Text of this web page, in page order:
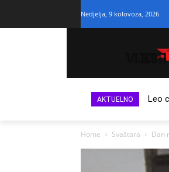
Nedjelja, 9 kolovoza, 2026
AKTUELNO Leo
Home Svaštara Dan